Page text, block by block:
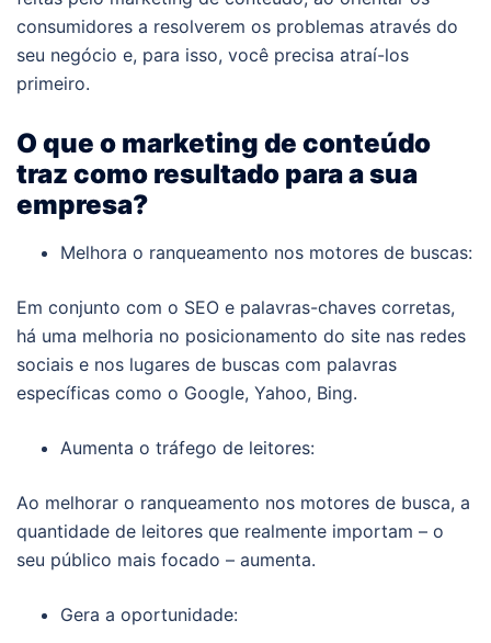
consumidores a resolverem os problemas através do
seu negócio e, para isso, você precisa atraí-los
primeiro.
O que o marketing de conteúdo
traz como resultado para a sua
empresa?
Melhora o ranqueamento nos motores de buscas:
Em conjunto com o SEO e palavras-chaves corretas,
há uma melhoria no posicionamento do site nas redes
sociais e nos lugares de buscas com palavras
específicas como o Google, Yahoo, Bing.
Aumenta o tráfego de leitores:
Ao melhorar o ranqueamento nos motores de busca, a
quantidade de leitores que realmente importam – o
seu público mais focado – aumenta.
Gera a oportunidade: